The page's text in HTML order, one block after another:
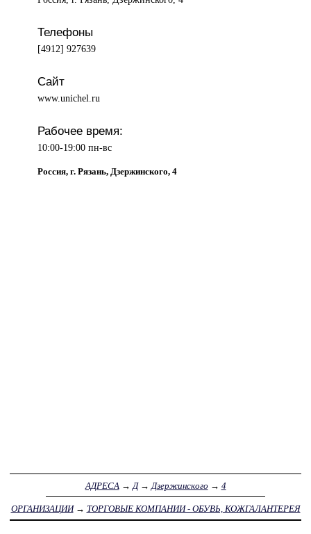
Телефоны
[4912] 927639
Сайт
www.unichel.ru
Рабочее время:
10:00-19:00 пн-вс
Россия, г. Рязань, Дзержинского, 4
АДРЕСА → Д→ Дзержинского → 4
ОРГАНИЗАЦИИ→ ТОРГОВЫЕ КОМПАНИИ - ОБУВЬ, КОЖГАЛАНТЕРЕЯ